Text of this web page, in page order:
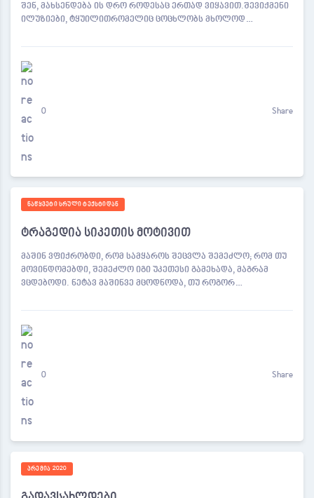
შენ, მახსენდება ის დრო როდესაც ერთად ვიყავით.შევიქმენი
ილუზიები, ტყუილითრომელიც ცოცხლობს მხოლოდ…
0 Share
ᲜᲐᲬᲧᲕᲔᲢᲘ ᲡᲠᲣᲚᲘ ᲢᲔᲥᲡᲢᲘᲓᲐᲜ
ტრაგედია სიკეთის მოტივით
მაშინ ვფიქრობდი, რომ სამყაროს შეცვლა შემეძლო; რომ თუ
მოვინდომებდი, შემეძლო იგი უკეთესი გამეხადა, მაგრამ
ვცდებოდი. ნეტავ მაშინვე მცოდნოდა, თუ როგორ…
0 Share
ᲞᲠᲔᲛᲘᲐ 2020